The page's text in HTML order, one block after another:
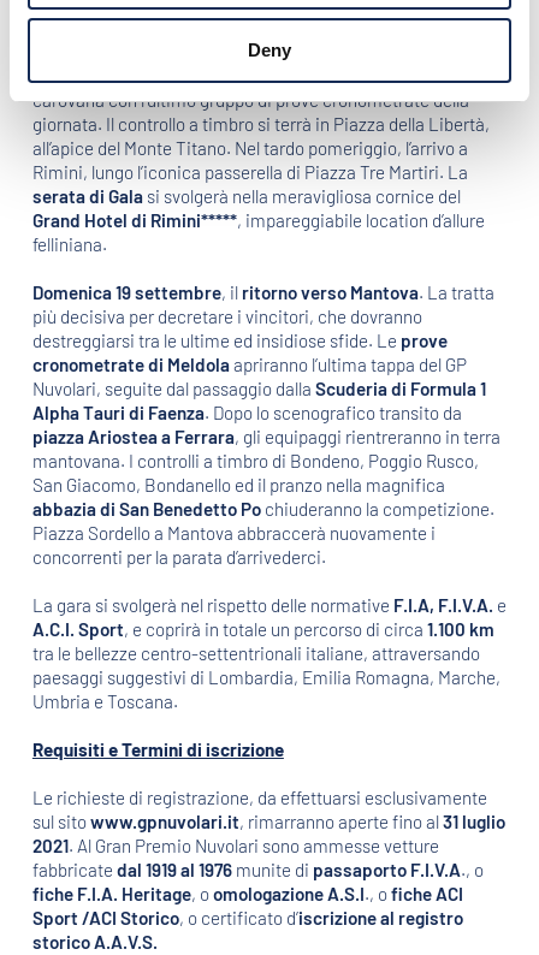
Deny
Lago, Cortona e in
gli equipaggi percorreranno le strade del Viamaggio verso
l’Adriatico. LaRepubblica di San Marinoaccoglierà la
carovana con l’ultimo gruppo di prove cronometrate della
giornata. Il controllo a timbro si terrà in Piazza della Libertà,
all’apice del Monte Titano. Nel tardo pomeriggio, l’arrivo a
Rimini, lungo l’iconica passerella di Piazza Tre Martiri. La
serata di Galasi svolgerà nella meravigliosa cornice del
Grand Hotel di Rimini*****, impareggiabile location d’allure
felliniana.
Domenica 19 settembre, il ritorno verso Mantova. La tratta
più decisiva per decretare i vincitori, che dovranno
destreggiarsi tra le ultime ed insidiose sfide. Le prove
cronometrate di Meldolaapriranno l’ultima tappa del GP
Nuvolari, seguite dal passaggio dalla Scuderia di Formula 1
Alpha Tauri di Faenza. Dopo lo scenografico transito da
piazza Ariostea a Ferrara, gli equipaggi rientreranno in terra
mantovana. I controlli a timbro di Bondeno, Poggio Rusco,
San Giacomo, Bondanello ed il pranzo nella magnifica
abbazia di San Benedetto Pochiuderanno la competizione.
Piazza Sordello a Mantova abbraccerà nuovamente i
concorrenti per la parata d’arrivederci.
La gara si svolgerà nel rispetto delle normative F.I.A, F.I.V.A. e
A.C.I. Sport, e coprirà in totale un percorso di circa 1.100 km
tra le bellezze centro-settentrionali italiane, attraversando
paesaggi suggestivi di Lombardia, Emilia Romagna, Marche,
Umbria e Toscana.
Requisiti e Termini di iscrizione
Le richieste di registrazione, da effettuarsi esclusivamente
sul sitowww.gpnuvolari.it, rimarranno aperte fino al31 luglio
2021. Al Gran Premio Nuvolari sono ammesse vetture
fabbricate dal 1919 al 1976munite di passaporto F.I.V.A., o
fiche F.I.A. Heritage, oomologazione A.S.I., ofiche ACI
Sport /ACI Storico, o certificato d’iscrizione al registro
storico A.A.V.S.